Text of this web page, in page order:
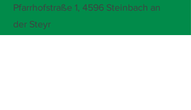
Pfarrhofstraße 1, 4596 Steinbach an
der Steyr